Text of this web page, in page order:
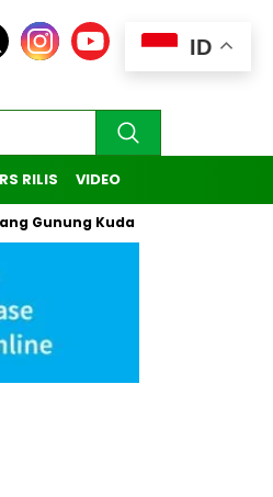
RILIS VIDEO
Kuda di Cirebon
ID